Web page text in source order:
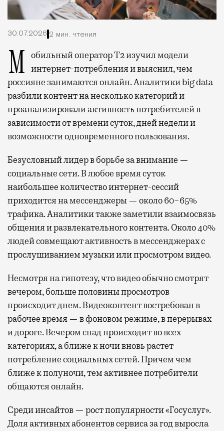
30.07.2026 2 мин. чтения
Мобильный оператор Т2 изучил модели интернет-потребления и выяснил, чем
россияне занимаются онлайн. Аналитики big data
разбили контент на несколько категорий и
проанализировали активность потребителей в
зависимости от времени суток, дней недели и
возможности одновременного пользования.
Безусловный лидер в борьбе за внимание —
социальные сети. В любое время суток
наибольшее количество интернет-сессий
приходится на мессенджеры — около 60−65%
трафика. Аналитики также заметили взаимосвязь
общения и развлекательного контента. Около 40%
людей совмещают активность в мессенджерах с
прослушиванием музыки или просмотром видео.
Несмотря на гипотезу, что видео обычно смотрят
вечером, больше половины просмотров
происходит днем. Видеоконтент востребован в
рабочее время — в фоновом режиме, в перерывах
и дороге. Вечером спад происходит во всех
категориях, а ближе к ночи вновь растет
потребление социальных сетей. Причем чем
ближе к полуночи, тем активнее потребители
общаются онлайн.
Среди инсайтов — рост популярности «Госуслуг».
Доля активных абонентов сервиса за год выросла